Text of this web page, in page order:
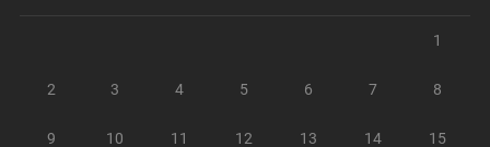
1
2 3 4 5 6 7 8
9 10 11 12 13 14 15